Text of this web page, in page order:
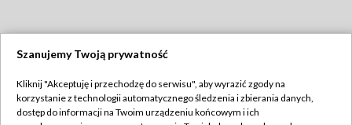
TVP
Szanujemy Twoją prywatność
Kliknij "Akceptuję i przechodzę do serwisu", aby wyrazić zgody na
korzystanie z technologii automatycznego śledzenia i zbierania danych,
dostęp do informacji na Twoim urządzeniu końcowym i ich